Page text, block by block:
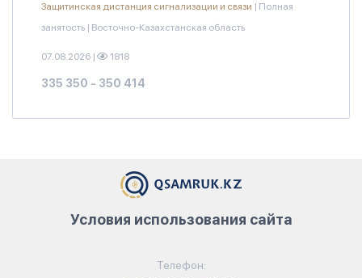
Защитинская дистанция сигнализации и связи | Полная
занятость | Восточно-Казахстанская область
07.08.2026 | 1818
335 350 - 350 414
Телефон:
Условия использования сайта